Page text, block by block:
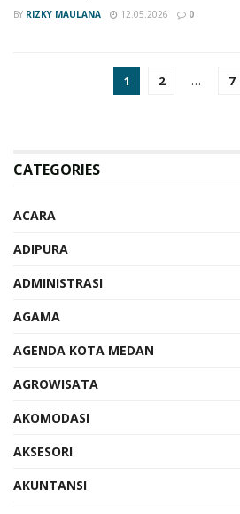
BY RIZKY MAULANA 12.05.2026 0
1 2 … 7
CATEGORIES
ACARA
ADIPURA
ADMINISTRASI
AGAMA
AGENDA KOTA MEDAN
AGROWISATA
AKOMODASI
AKSESORI
AKUNTANSI